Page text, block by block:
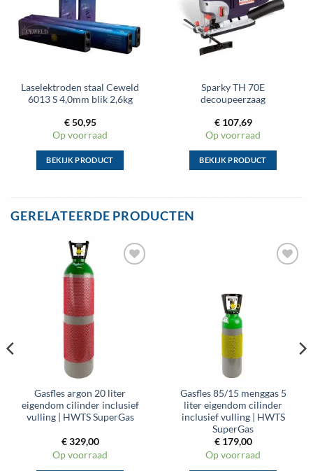
Laselektroden staal Ceweld
6013 S 4,0mm blik 2,6kg
€50,95
Op voorraad
BEKIJK PRODUCT
meerdere
Deze
optie
kan
gekozen
worden
op
de
productpagina
Sparky TH 70E
decoupeerzaag
€107,69
Op voorraad
BEKIJK PRODUCT
gekozen
worden
op
de
productpagina
GERELATEERDE PRODUCTEN
Gasfles argon 20 liter
eigendom cilinder inclusief
vulling | HWTS SuperGas
€329,00
Op voorraad
Gasfles 85/15 menggas 5
liter eigendom cilinder
inclusief vulling | HWTS
SuperGas
€179,00
Op voorraad